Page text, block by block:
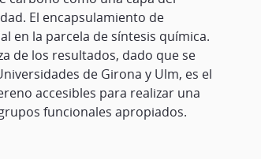
El encapsulamiento de
en la parcela de síntesis química.
de los resultados, dado que se
de Girona y Ulm, es el
accesibles para realizar una
funcionales apropiados.